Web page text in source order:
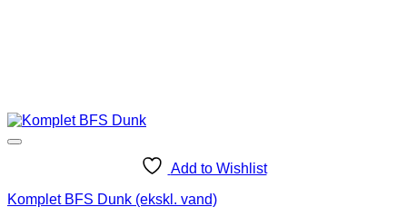
Add to Wishlist
Komplet BFS Dunk (ekskl. vand)